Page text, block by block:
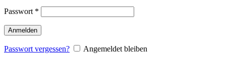
Passwort *
Anmelden
Passwort vergessen?
Angemeldet bleiben